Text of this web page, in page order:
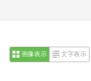
画像表示 文字表示